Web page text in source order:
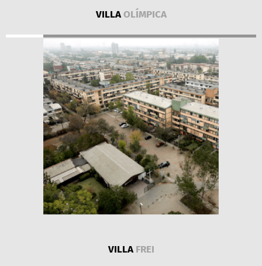
VILLAOLÍMPICA
VILLAFREI